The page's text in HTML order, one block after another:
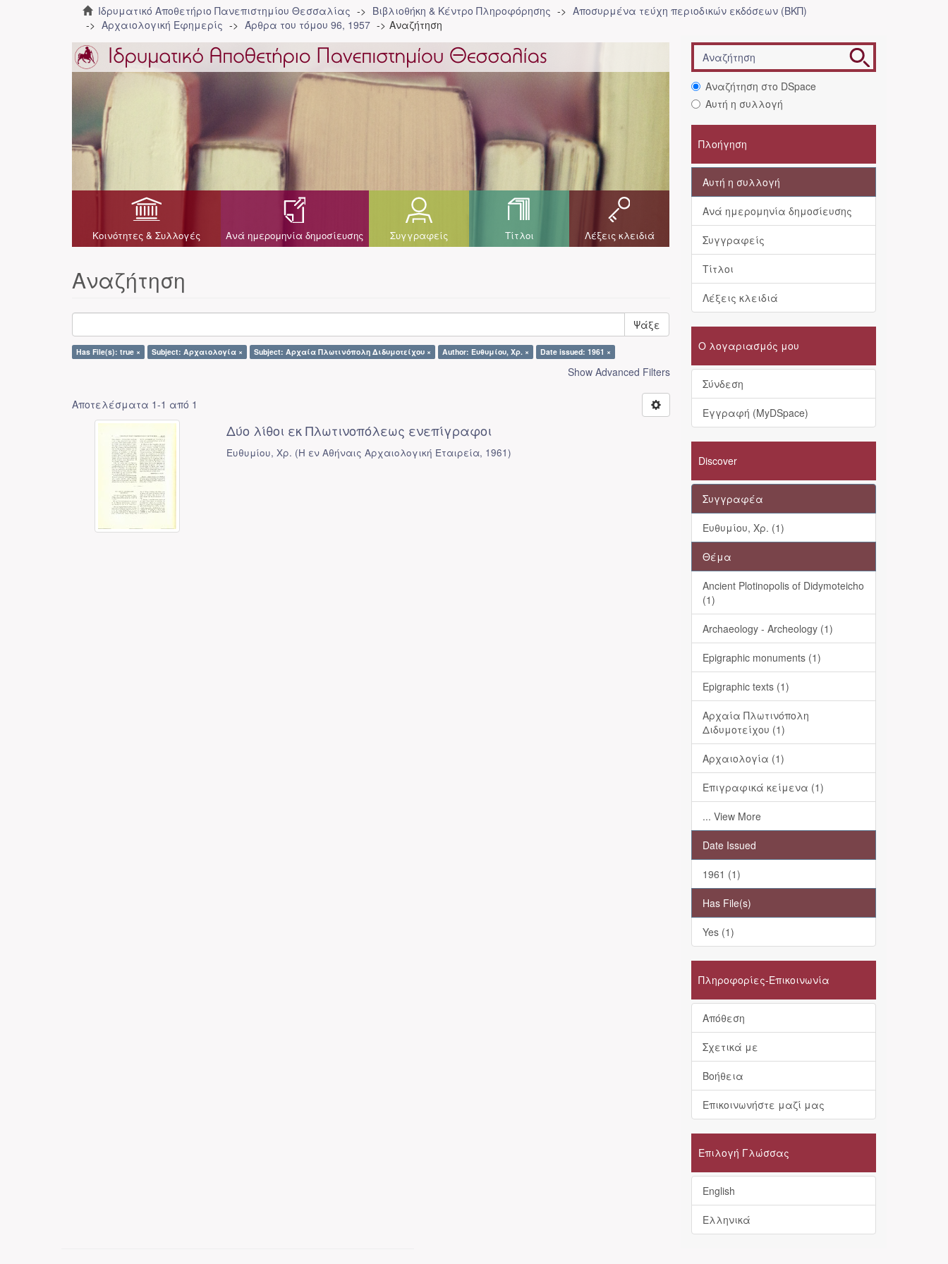
Ιδρυματικό Αποθετήριο Πανεπιστημίου Θεσσαλίας Βιβλιοθήκη & Κέντρο Πληροφόρησης
Αποσυρμένα τεύχη περιοδικών εκδόσεων (ΒΚΠ)
Αρχαιολογική Εφημερίς
Άρθρα του τόμου 96, 1957 Αναζήτηση
Κοινότητες & Συλλογές Ανά ημερομηνία δημοσίευσης Συγγραφείς Τίτλοι Λέξεις κλειδιά
Αναζήτηση
Ψάξε
Has File(s): true × Subject: Αρχαιολογία × Subject: Αρχαία Πλωτινόπολη Διδυμοτείχου × Author: Ευθυμίου, Χρ. × Date issued: 1961 ×
Show Advanced Filters
Αποτελέσματα 1-1 από 1
Δύο λίθοι εκ Πλωτινοπόλεως ενεπίγραφοι
Ευθυμίου, Χρ. (Η εν Αθήναις Αρχαιολογική Εταιρεία, 1961)
Αναζήτηση στο DSpace
Αυτή η συλλογή
Πλοήγηση
Αυτή η συλλογή
Ανά ημερομηνία δημοσίευσης
Συγγραφείς
Τίτλοι
Λέξεις κλειδιά
Ο λογαριασμός μου
Σύνδεση
Εγγραφή (MyDSpace)
Discover
Συγγραφέα
Ευθυμίου, Χρ. (1)
Θέμα
Ancient Plotinopolis of Didymoteicho
(1)
Archaeology - Archeology (1)
Epigraphic monuments (1)
Epigraphic texts (1)
Αρχαία Πλωτινόπολη
Διδυμοτείχου (1)
Αρχαιολογία (1)
Επιγραφικά κείμενα (1)
... View More
Date Issued
1961 (1)
Has File(s)
Yes (1)
Πληροφορίες-Επικοινωνία
Απόθεση
Σχετικά με
Βοήθεια
Επικοινωνήστε μαζί μας
Επιλογή Γλώσσας
English
Ελληνικά